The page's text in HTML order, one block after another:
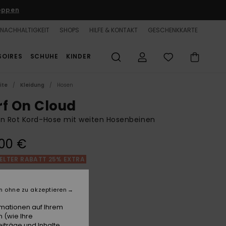
NACHHALTIGKEIT SHOPS HILFE & KONTAKT GESCHENKKARTE
SCHUHE KINDER
Kleidung Hosen
On Cloud
Rot Kord-Hose mit weiten Hosenbeinen
€
RABATT 25% EXTRA
Bitter Chocolate
auf Ihrem
(wie Ihre
ohne zu akzeptieren